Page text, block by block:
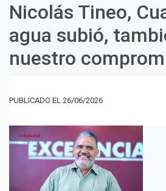
José
Abel,
La
Colonial
-
nuestros
momentos
más
difíciles
Nicolás Tineo,
agua subió,
nuestro
26/06/2026